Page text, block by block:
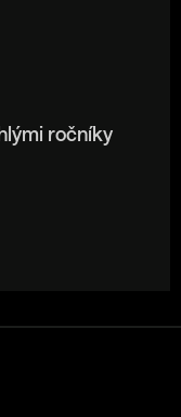
ročníky